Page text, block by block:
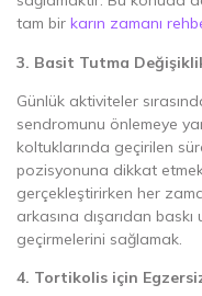
tam bir karın zamanı
3. Basit Tutma
Günlük aktiviteler
sendromunu önlemeye
koltuklarında geçirilen
pozisyonuna dikkat
gerçekleştirirken her
arkasına dışarıdan baskı
geçirmelerini sağlamak.
4. Tortikolis için